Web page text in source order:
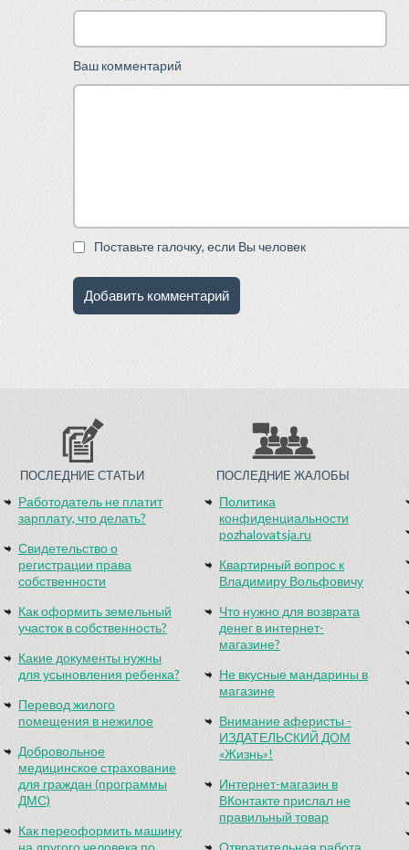
Ваш комментарий
Поставьте галочку, если Вы человек
ПОСЛЕДНИЕ СТАТЬИ
Работодатель не платит
зарплату, что делать?
Свидетельство о
регистрации права
собственности
Как оформить земельный
участок в собственность?
Какие документы нужны
для усыновления ребенка?
Перевод жилого
помещения в нежилое
Добровольное
медицинское страхование
для граждан (программы
ДМС)
Как переоформить машину
на другого человека по
ПОСЛЕДНИЕ ЖАЛОБЫ
Политика
конфиденциальности
pozhalovatsja.ru
Квартирный вопрос к
Владимиру Вольфовичу
Что нужно для возврата
денег в интернет-
магазине?
Не вкусные мандарины в
магазине
Внимание аферисты -
ИЗДАТЕЛЬСКИЙ ДОМ
«Жизнь»!
Интернет-магазин в
ВКонтакте прислал не
правильный товар
Отвратительная работа